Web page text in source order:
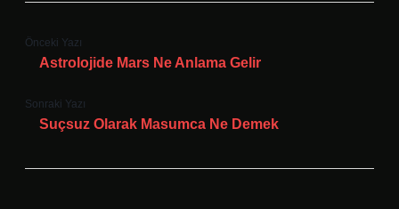
Önceki Yazı
Astrolojide Mars Ne Anlama Gelir
Sonraki Yazı
Suçsuz Olarak Masumca Ne Demek